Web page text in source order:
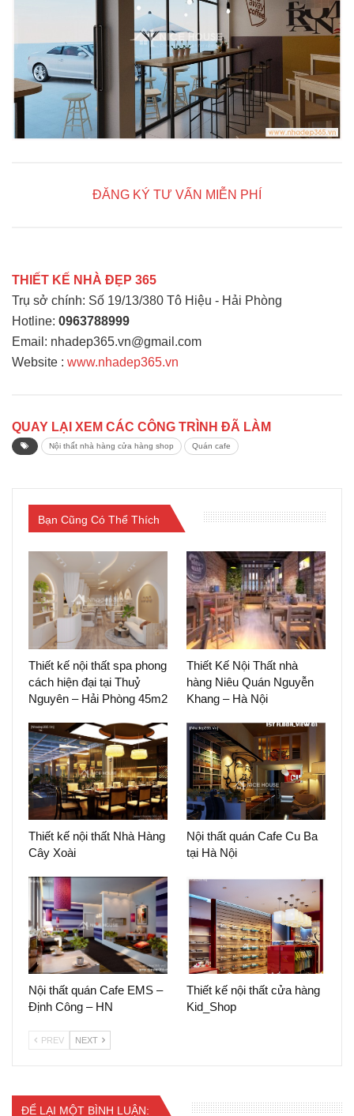
ĐĂNG KÝ TƯ VẤN MIỄN PHÍ
THIẾT KẾ NHÀ ĐẸP 365
Trụ sở chính: Số 19/13/380 Tô Hiệu - Hải Phòng
Hotline: 0963788999
Email: nhadep365.vn@gmail.com
Website : www.nhadep365.vn
QUAY LẠI XEM CÁC CÔNG TRÌNH ĐÃ LÀM
Nội thất nhà hàng cửa hàng shop Quán cafe
Bạn Cũng Có Thể Thích
Thiết kế nội thất spa phong
cách hiện đại tại Thuỷ
Nguyên – Hải Phòng 45m2
Thiết Kế Nội Thất nhà
hàng Niêu Quán Nguyễn
Khang – Hà Nội
Thiết kế nội thất Nhà Hàng
Cây Xoài
Nội thất quán Cafe Cu Ba
tại Hà Nội
Nội thất quán Cafe EMS –
Định Công – HN
Thiết kế nội thất cửa hàng
Kid_Shop
PREV NEXT
ĐỂ LẠI MỘT BÌNH LUẬN: